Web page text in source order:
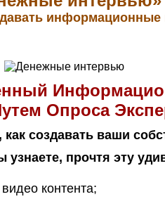
информационные
Опроса
как создавать ваши
прочтя эту
контента;